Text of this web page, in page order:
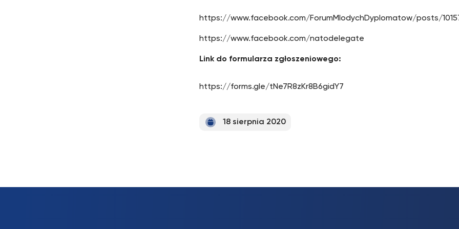
https://www.facebook.com/ForumMlodychDyplomatow/posts/
https://www.facebook.com/natodelegate
Link do formularza zgłoszeniowego:
https://forms.gle/tNe7R8zKr8B6gidY7
18 sierpnia 2020